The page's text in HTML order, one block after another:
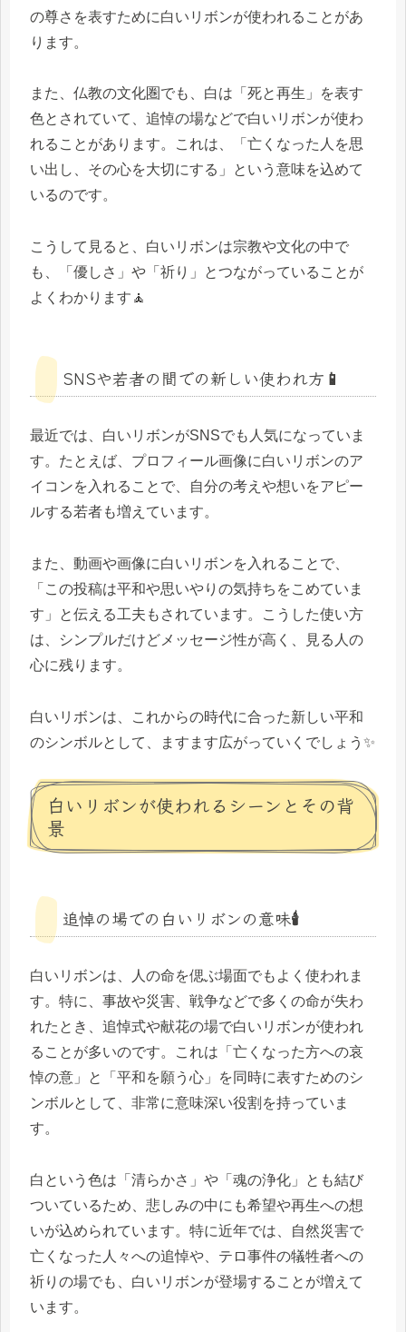
の尊さを表すために白いリボンが使われることがあ
ります。
また、仏教の文化圏でも、白は「死と再生」を表す
色とされていて、追悼の場などで白いリボンが使わ
れることがあります。これは、「亡くなった人を思
い出し、その心を大切にする」という意味を込めて
いるのです。
こうして見ると、白いリボンは宗教や文化の中で
も、「優しさ」や「祈り」とつながっていることが
よくわかります🧘
SNSや若者の間での新しい使われ方📱
最近では、白いリボンがSNSでも人気になっていま
す。たとえば、プロフィール画像に白いリボンのア
イコンを入れることで、自分の考えや想いをアピー
ルする若者も増えています。
また、動画や画像に白いリボンを入れることで、
「この投稿は平和や思いやりの気持ちをこめていま
す」と伝える工夫もされています。こうした使い方
は、シンプルだけどメッセージ性が高く、見る人の
心に残ります。
白いリボンは、これからの時代に合った新しい平和
のシンボルとして、ますます広がっていくでしょう✨
白いリボンが使われるシーンとその背
景
追悼の場での白いリボンの意味🕯
白いリボンは、人の命を偲ぶ場面でもよく使われま
す。特に、事故や災害、戦争などで多くの命が失わ
れたとき、追悼式や献花の場で白いリボンが使われ
ることが多いのです。これは「亡くなった方への哀
悼の意」と「平和を願う心」を同時に表すためのシ
ンボルとして、非常に意味深い役割を持っていま
す。
白という色は「清らかさ」や「魂の浄化」とも結び
ついているため、悲しみの中にも希望や再生への想
いが込められています。特に近年では、自然災害で
亡くなった人々への追悼や、テロ事件の犠牲者への
祈りの場でも、白いリボンが登場することが増えて
います。